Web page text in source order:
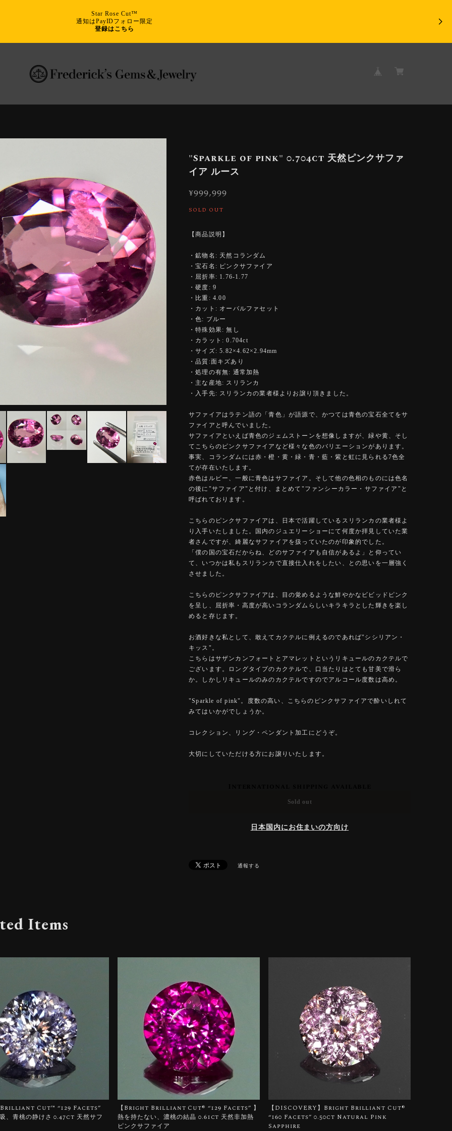
Star Rose Cut™
通知はPayIDフォロー限定
登録はこちら
"Sparkle of pink" 0.704ct 天然ピンクサファ
イア ルース
¥999,999
SOLD OUT
【商品説明】
・鉱物名: 天然コランダム
・宝石名: ピンクサファイア
・屈折率: 1.76-1.77
・硬度: 9
・比重: 4.00
・カット: オーバルファセット
・色: ブルー
・特殊効果: 無し
・カラット: 0.704ct
・サイズ: 5.82×4.62×2.94mm
・品質:面キズあり
・処理の有無: 通常加熱
・主な産地: スリランカ
・入手先: スリランカの業者様よりお譲り頂きました。
サファイアはラテン語の「青色」が語源で、かつては青色の宝石全てをサ
ファイアと呼んでいました。
サファイアといえば青色のジェムストーンを想像しますが、緑や黄、そし
てこちらのピンクサファイアなど様々な色のバリエーションがあります。
事実、コランダムには赤・橙・黄・緑・青・藍・紫と虹に見られる7色全
てが存在いたします。
赤色はルビー、一般に青色はサファイア。そして他の色相のものには色名
の後に"サファイア"と付け、まとめて"ファンシーカラー・サファイア"と
呼ばれております。
こちらのピンクサファイアは、日本で活躍しているスリランカの業者様よ
り入手いたしました。国内のジュエリーショーにて何度か拝見していた業
者さんですが、綺麗なサファイアを扱っていたのが印象的でした。
「僕の国の宝石だからね、どのサファイアも自信があるよ」と仰ってい
て、いつかは私もスリランカで直接仕入れをしたい、との思いを一層強く
させました。
こちらのピンクサファイアは、目の覚めるような鮮やかなビビッドピンク
を呈し、屈折率・高度が高いコランダムらしいキラキラとした輝きを楽し
めると存じます。
お酒好きな私として、敢えてカクテルに例えるのであれば"シシリアン・
キッス"。
こちらはサザンカンフォートとアマレットというリキュールのカクテルで
ございます。ロングタイプのカクテルで、口当たりはとても甘美で滑ら
か。しかしリキュールのみのカクテルですのでアルコール度数は高め。
"Sparkle of pink"。度数の高い、こちらのピンクサファイアで酔いしれて
みてはいかがでしょうか。
コレクション、リング・ペンダント加工にどうぞ。
大切にしていただける方にお譲りいたします。
Sold out
日本国内にお住まいの方向け
通報する
Items
Cut™️ “129 Facets”
、青桃の静けさ 0.47ct 天然サフ
【Bright Brilliant Cut®︎ “129 Facets” 】
熱を持たない、濃桃の結晶 0.61ct 天然非加熱
ピンクサファイア
【DISCOVERY】Bright Brilliant Cut®︎
“160 Facets” 0.50ct Natural Pink
Sapphire